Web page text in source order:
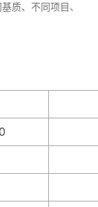
质、不同项目、